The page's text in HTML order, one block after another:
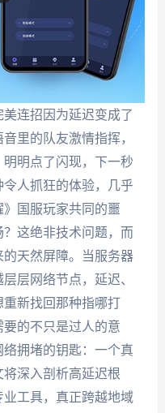
连招因为延迟变成了
里的队友激情指挥，
明点了闪现，下一秒
人抓狂的体验，几乎
国服玩家共同的噩
这绝非技术问题，而
天然屏障。当服务器
层网络节点，延迟、
新找回那种指哪打
的不只是过人的意
拥堵的钥匙：一个真
深入剖析高延迟根
工具，真正跨越地域